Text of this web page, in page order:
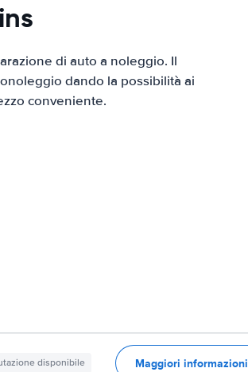
di auto a noleggio. Il
dando la possibilità ai
conveniente.
disponibile Maggiori informazioni